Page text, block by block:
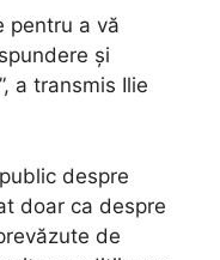
pentru a vă
și
a transmis Ilie
despre
doar ca despre
de